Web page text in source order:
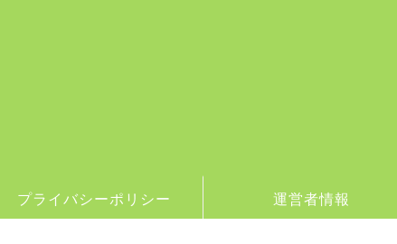
プライバシーポリシー 運営者情報